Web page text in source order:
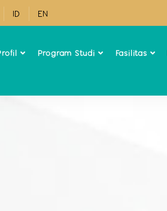
ID EN
Program Studi Fasilitas